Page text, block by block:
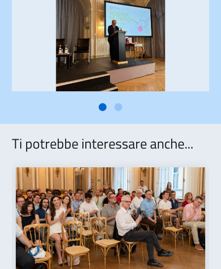
Ti potrebbe interessare anche...